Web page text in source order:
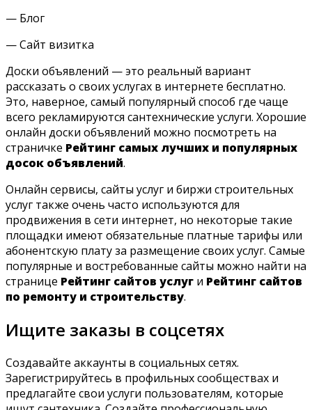
— Блог
— Сайт визитка
Доски объявлений — это реальный вариант
рассказать о своих услугах в интернете бесплатно.
Это, наверное, самый популярный способ где чаще
всего рекламируются сантехнические услуги. Хорошие
онлайн доски объявлений можно посмотреть на
страничке Рейтинг самых лучших и популярных
досок объявлений.
Онлайн сервисы, сайты услуг и биржи строительных
услуг также очень часто используются для
продвижения в сети интернет, но некоторые такие
площадки имеют обязательные платные тарифы или
абонентскую плату за размещение своих услуг. Самые
популярные и востребованные сайты можно найти на
странице Рейтинг сайтов услуг и Рейтинг сайтов
по ремонту и строительству.
Ищите заказы в соцсетях
Создавайте аккаунты в социальных сетях.
Зарегистрируйтесь в профильных сообществах и
предлагайте свои услуги пользователям, которые